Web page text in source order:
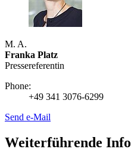
M. A.
Franka Platz
Presse­referentin
Phone:
+49 341 3076-6299
Send e-Mail
Weiterführende